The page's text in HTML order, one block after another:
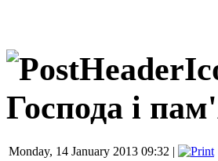
Господа і
Monday, 14 January 2013 09:32 |